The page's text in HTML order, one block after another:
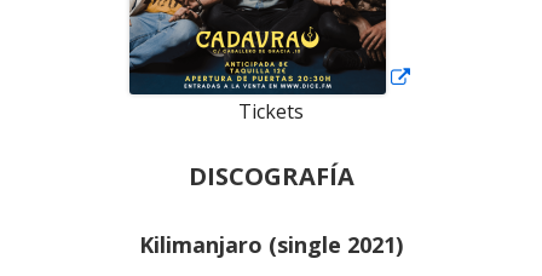
Tickets
DISCOGRAFÍA
Kilimanjaro (single 2021)